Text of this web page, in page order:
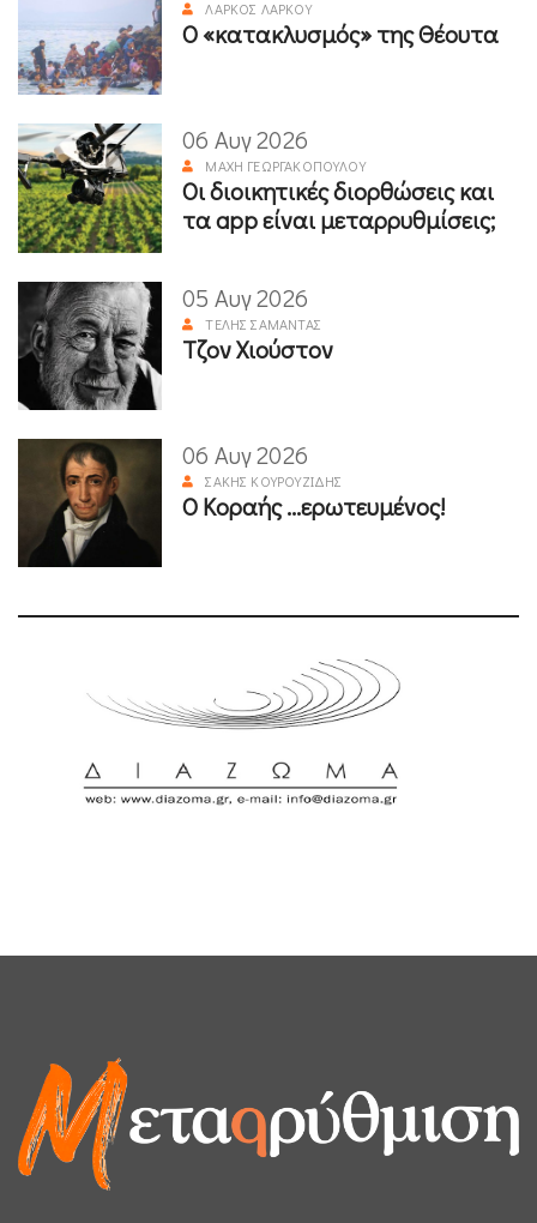
ΛΆΡΚΟΣ ΛΆΡΚΟΥ
Ο «κατακλυσμός» της Θέουτα
06 Αυγ 2026
ΜΆΧΗ ΓΕΩΡΓΑΚΟΠΟΎΛΟΥ
Οι διοικητικές διορθώσεις και
τα app είναι μεταρρυθμίσεις;
05 Αυγ 2026
ΤΈΛΗΣ ΣΑΜΑΝΤΆΣ
Τζον Χιούστον
06 Αυγ 2026
ΣΆΚΗΣ ΚΟΥΡΟΥΖΊΔΗΣ
Ο Κοραής ...ερωτευμένος!